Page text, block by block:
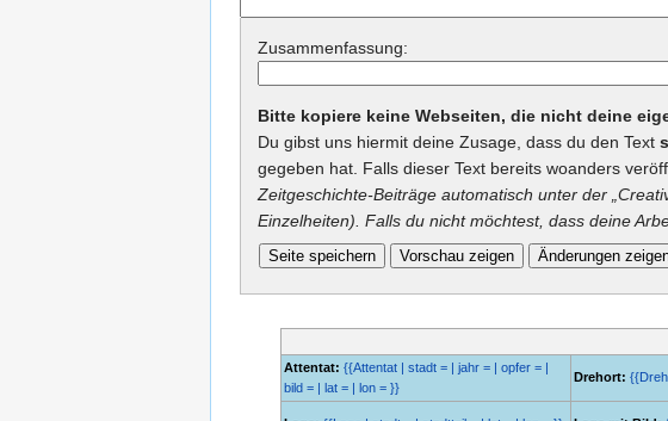
Zusammenfassung:
Bitte kopiere keine Webseiten, die nicht deine
Du gibst uns hiermit deine Zusage, dass du den Text
gegeben hat. Falls dieser Text bereits woanders
Zeitgeschichte-Beiträge automatisch unter der „
Einzelheiten). Falls du nicht möchtest, dass deine
Attentat: {{Attentat | stadt = | jahr = | opfer = |
bild = | lat = | lon = }}
Drehort: